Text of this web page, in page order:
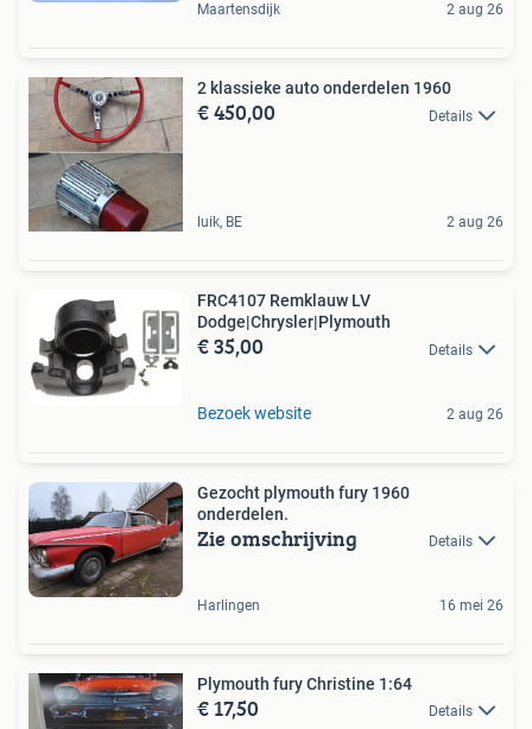
Maartensdijk 2 aug 26
2 klassieke auto onderdelen 1960
€ 450,00 Details
luik, BE 2 aug 26
FRC4107 Remklauw LV
Dodge|Chrysler|Plymouth
€ 35,00 Details
Bezoek website 2 aug 26
Gezocht plymouth fury 1960
onderdelen.
Zie omschrijving Details
Harlingen 16 mei 26
Plymouth fury Christine 1:64
€ 17,50 Details